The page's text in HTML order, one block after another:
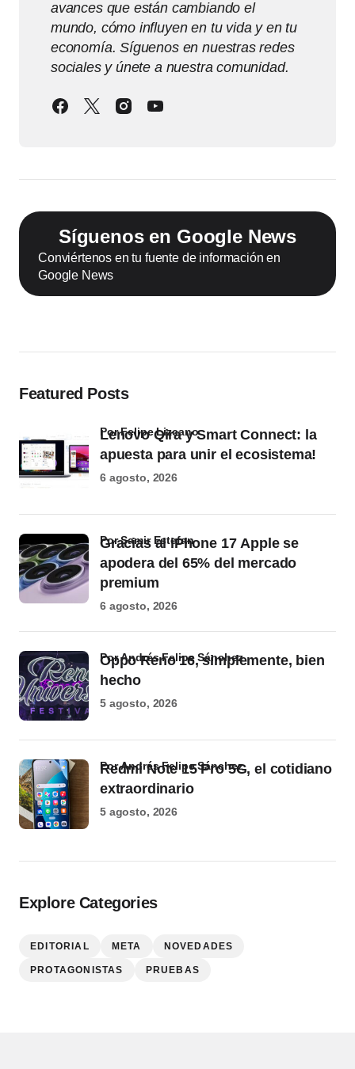
avances que están cambiando el
mundo, cómo influyen en tu vida y en tu
economía. Síguenos en nuestras redes
sociales y únete a nuestra comunidad.
Síguenos en Google News
Conviértenos en tu fuente de información en
Google News
Featured Posts
Lenovo Qira y Smart Connect: la
apuesta para unir el ecosistema!
por Felipe Lizcano
6 agosto, 2026
Gracias al iPhone 17 Apple se
apodera del 65% del mercado
premium
por Samir Estefan
6 agosto, 2026
Oppo Reno 16, simplemente, bien
hecho
por Andrés Felipe Sánchez
5 agosto, 2026
Redmi Note 15 Pro 5G, el cotidiano
extraordinario
por Andrés Felipe Sánchez
5 agosto, 2026
Explore Categories
EDITORIAL META NOVEDADES
PROTAGONISTAS PRUEBAS